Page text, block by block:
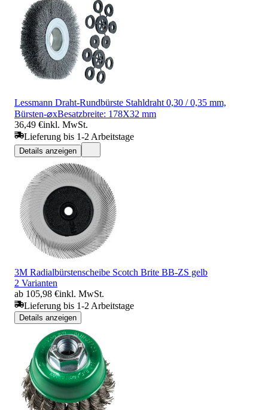
Lessmann Draht-Rundbürste Stahldraht 0,30 / 0,35 mm,
Bürsten-⌀xBesatzbreite: 178X32 mm
36,49 €inkl. MwSt.
Lieferung bis 1-2 Arbeitstage
Details anzeigen
3M Radialbürstenscheibe Scotch Brite BB-ZS gelb
2 Varianten
ab 105,98 €inkl. MwSt.
Lieferung bis 1-2 Arbeitstage
Details anzeigen